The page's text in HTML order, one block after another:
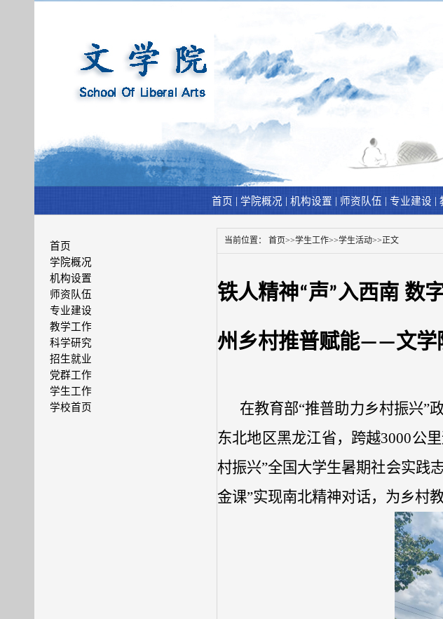
首页 | 学院概况 | 机构设置 | 师资队伍 | 专业建设 |
首页
学院概况
机构设置
师资队伍
专业建设
教学工作
科学研究
招生就业
党群工作
学生工作
学校首页
当前位置： 首页>>学生工作>>学生活动>>正文
铁人精神“声”入西南 数
州乡村推普赋能——文学
在教育部“推普助力乡村振兴”
东北地区黑龙江省，跨越3000公
村振兴”全国大学生暑期社会实践
金课”实现南北精神对话，为乡村